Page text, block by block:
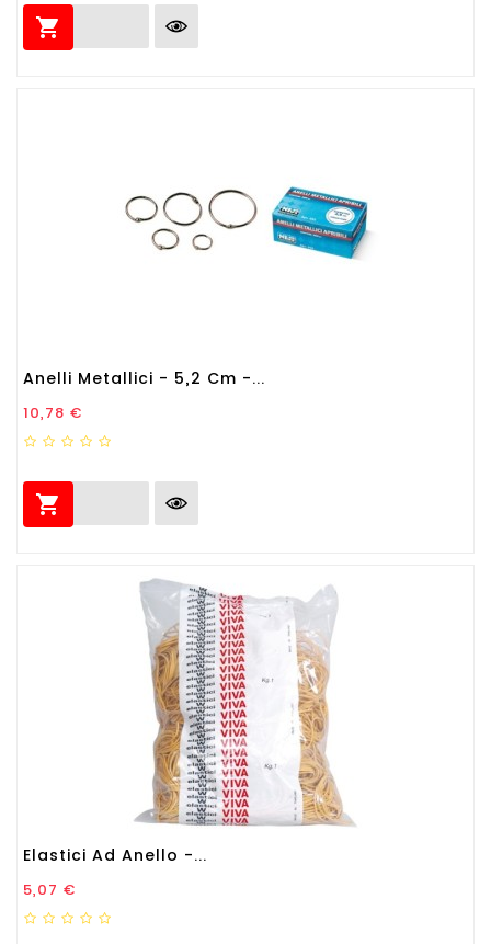

Anelli Metallici - 5,2 Cm -...
Prezzo
10,78 €

Elastici Ad Anello -...
Prezzo
5,07 €